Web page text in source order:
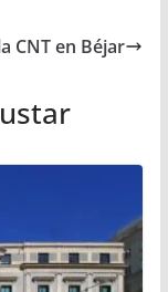
CNT en Béjar